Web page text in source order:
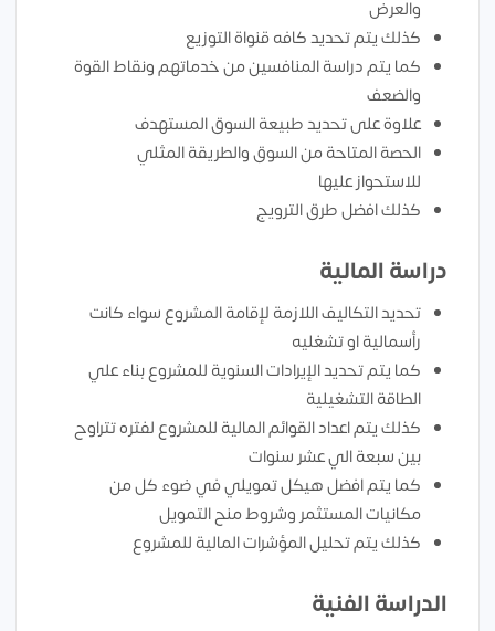
والعرض
كذلك يتم تحديد كافه قنواة التوزيع
كما يتم دراسة المنافسين من خدماتهم ونقاط القوة
والضعف
علاوة على تحديد طبيعة السوق المستهدف
الحصة المتاحة من السوق والطريقة المثلي
للاستحواز عليها
كذلك افضل طرق الترويج
دراسة المالية
تحديد التكاليف اللازمة لإقامة المشروع سواء كانت
رأسمالية او تشغليه
كما يتم تحديد الإيرادات السنوية للمشروع بناء علي
الطاقة التشغيلية
كذلك يتم اعداد القوائم المالية للمشروع لفتره تتراوح
بين سبعة الي عشر سنوات
كما يتم افضل هيكل تمويلي في ضوء كل من
مكانيات المستثمر وشروط منح التمويل
كذلك يتم تحليل المؤشرات المالية للمشروع
الدراسة الفنية